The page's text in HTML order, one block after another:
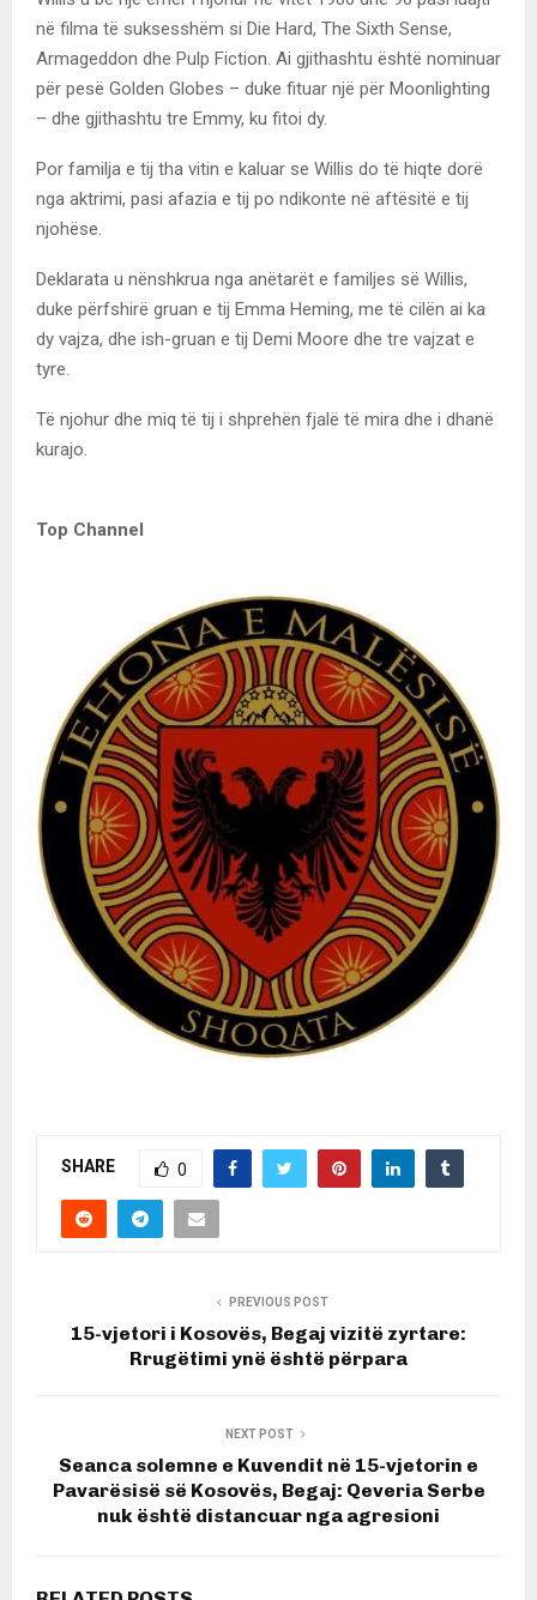
në filma të suksesshëm si Die Hard, The Sixth Sense,
Armageddon dhe Pulp Fiction. Ai gjithashtu është nominuar
për pesë Golden Globes – duke fituar një për Moonlighting
– dhe gjithashtu tre Emmy, ku fitoi dy.
Por familja e tij tha vitin e kaluar se Willis do të hiqte dorë
nga aktrimi, pasi afazia e tij po ndikonte në aftësitë e tij
njohëse.
Deklarata u nënshkrua nga anëtarët e familjes së Willis,
duke përfshirë gruan e tij Emma Heming, me të cilën ai ka
dy vajza, dhe ish-gruan e tij Demi Moore dhe tre vajzat e
tyre.
Të njohur dhe miq të tij i shprehën fjalë të mira dhe i dhanë
kurajo.
Top Channel
SHARE 0
PREVIOUS POST
15-vjetori i Kosovës, ​Begaj vizitë zyrtare:
Rrugëtimi ynë është përpara
NEXT POST
Seanca solemne e Kuvendit në 15-vjetorin e
Pavarësisë së Kosovës, Begaj: Qeveria Serbe
nuk është distancuar nga agresioni